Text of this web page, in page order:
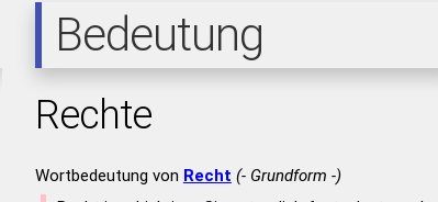
Bedeutung
Rechte
Wortbedeutung von Recht (- Grundform -)